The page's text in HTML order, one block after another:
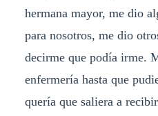
hermana mayor, me dio
para nosotros, me dio
decirme que podía irme.
enfermería hasta que
quería que saliera a